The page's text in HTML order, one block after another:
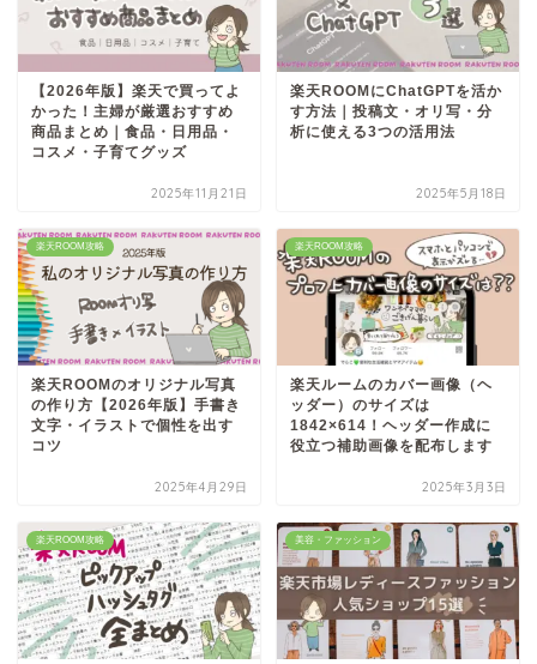
【2026年版】楽天で買ってよ
かった！主婦が厳選おすすめ
商品まとめ｜食品・日用品・
コスメ・子育てグッズ
2025年11月21日
楽天ROOMにChatGPTを活か
す方法｜投稿文・オリ写・分
析に使える3つの活用法
2025年5月18日
楽天ROOM攻略
楽天ROOMのオリジナル写真
の作り方【2026年版】手書き
文字・イラストで個性を出す
コツ
2025年4月29日
楽天ROOM攻略
楽天ルームのカバー画像（ヘ
ッダー）のサイズは
1842×614！ヘッダー作成に
役立つ補助画像を配布します
2025年3月3日
楽天ROOM攻略 美容・ファッション